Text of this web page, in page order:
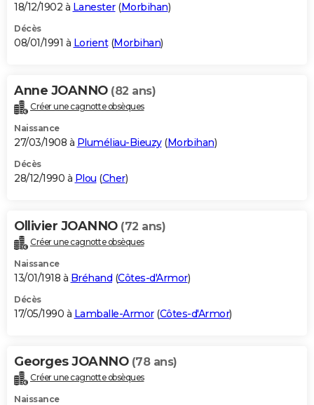
18/12/1902 à Lanester(Morbihan)
Décès
08/01/1991 à Lorient(Morbihan)
Anne JOANNO (82 ans)
Créer une cagnotte obsèques
Naissance
27/03/1908 à Pluméliau-Bieuzy(Morbihan)
Décès
28/12/1990 à Plou (Cher)
Ollivier JOANNO (72 ans)
Créer une cagnotte obsèques
Naissance
13/01/1918 à Bréhand (Côtes-d'Armor)
Décès
17/05/1990 à Lamballe-Armor(Côtes-d'Armor)
Georges JOANNO (78 ans)
Créer une cagnotte obsèques
Naissance